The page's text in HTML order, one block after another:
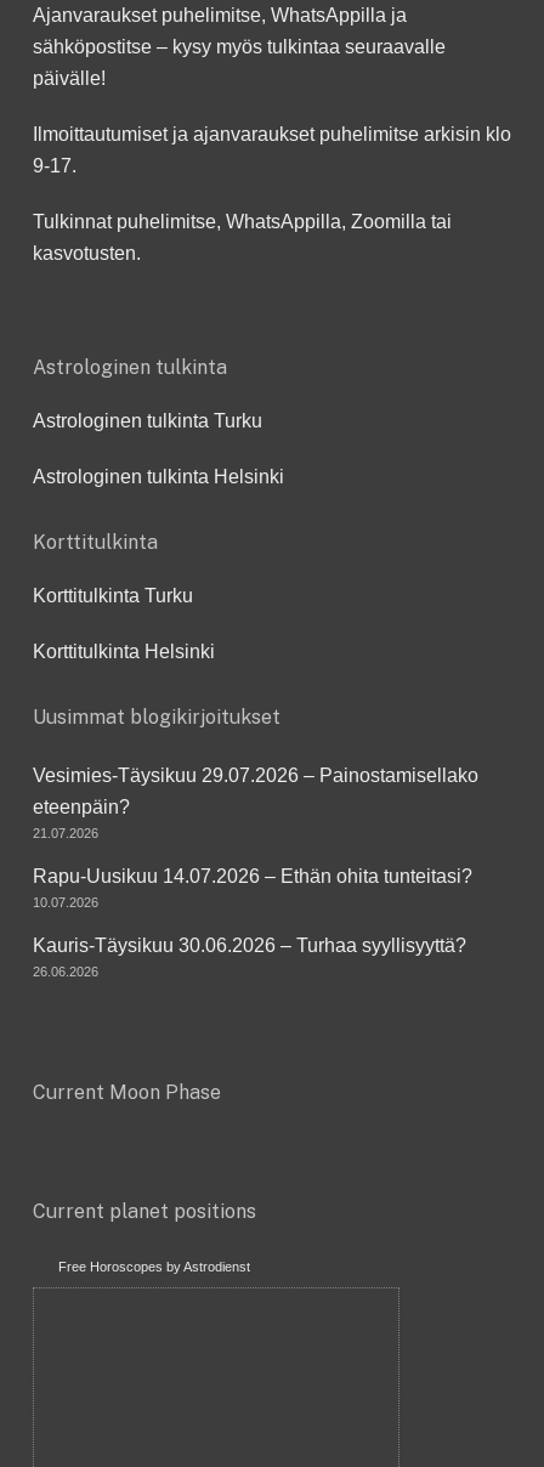
Ajanvaraukset puhelimitse, WhatsAppilla ja
sähköpostitse – kysy myös tulkintaa seuraavalle
päivälle!
Ilmoittautumiset ja ajanvaraukset puhelimitse arkisin klo
9-17.
Tulkinnat puhelimitse, WhatsAppilla, Zoomilla tai
kasvotusten.
Astrologinen tulkinta
Astrologinen tulkinta Turku
Astrologinen tulkinta Helsinki
Korttitulkinta
Korttitulkinta Turku
Korttitulkinta Helsinki
Uusimmat blogikirjoitukset
Vesimies-Täysikuu 29.07.2026 – Painostamisellako
eteenpäin?
21.07.2026
Rapu-Uusikuu 14.07.2026 – Ethän ohita tunteitasi?
10.07.2026
Kauris-Täysikuu 30.06.2026 – Turhaa syyllisyyttä?
26.06.2026
Current Moon Phase
Current planet positions
Free Horoscopes by Astrodienst